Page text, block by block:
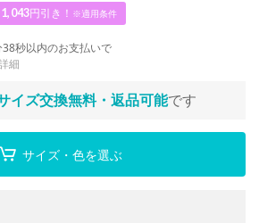
1,043円引き！ ※適用条件
38秒以内のお支払いで
細
イズ交換無料・返品可能です
サイズ・色を選ぶ